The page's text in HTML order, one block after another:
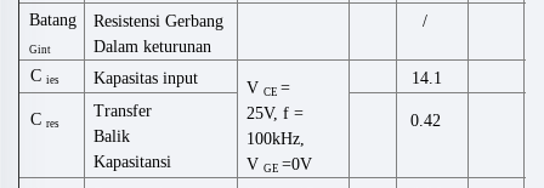
Batang
Gint
Resistensi Gerbang
Dalamketurunan
/
C ies Kapasitas input
VCE=
25V, f =
100kHz,
VGE=0V
14.1
C res
Transfer
Balik
Kapasitansi
0.42